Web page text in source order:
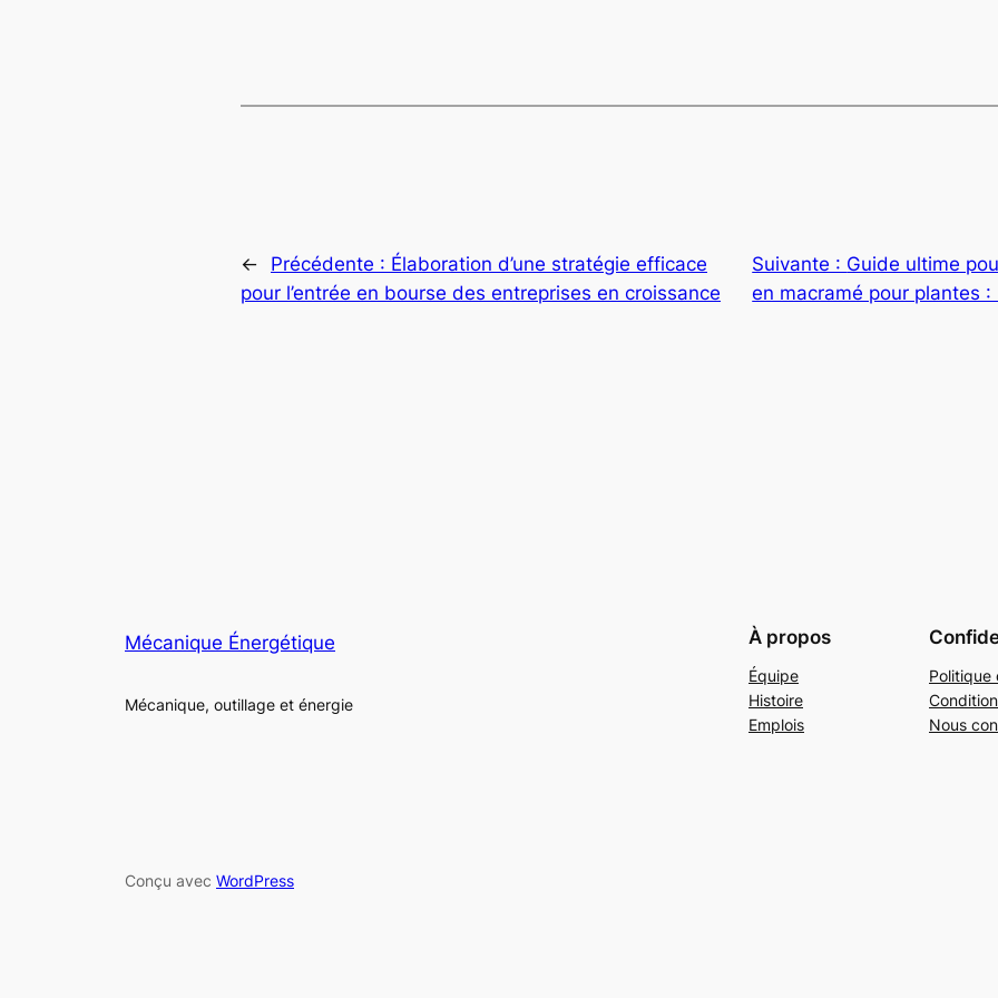
← Précédente : Élaboration d’une stratégie efficace
pour l’entrée en bourse des entreprises en croissance
Suivante : Guide ultime
en macramé pour plantes
Mécanique Énergétique
Mécanique, outillage et énergie
À propos
Équipe
Histoire
Emplois
Politique
Nous
Conçu avec WordPress